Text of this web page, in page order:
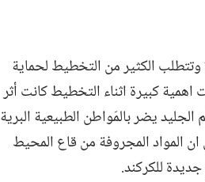
وتتطلب الكثير من التخطيط لحماية
كبيرة اثناء التخطيط كانت أثر
يضر بالمَواطن الطبيعية البرية
المواد المجروفة من قاع المحيط
للكركند.‏